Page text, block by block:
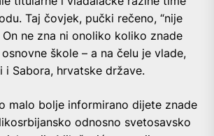
Taj čovjek, pučki rečeno, “nije
On ne zna ni onoliko koliko znade
škole – a na čelu je vlade,
i Sabora, hrvatske države.
malo bolje informirano dijete znade
odnosno svetosavsko